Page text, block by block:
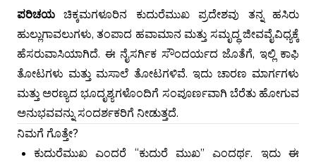
ಪರಿಚಯ ಚಿಕ್ಕಮಗಳೂರಿನ ಕುದುರೆಮುಖ ಪ್ರದೇಶವು ತನ್ನ ಹಸಿರು
ಹುಲ್ಲುಗಾವಲುಗಳು, ತಂಪಾದ ಹವಾಮಾನ ಮತ್ತು ಸಮೃದ್ಧ ಜೀವವೈವಿಧ್ಯಕ್ಕೆ
ಹೆಸರುವಾಸಿಯಾಗಿದೆ. ಈ ನೈಸರ್ಗಿಕ ಸೌಂದರ್ಯದ ಜೊತೆಗೆ, ಇಲ್ಲಿ ಕಾಫಿ
ತೋಟಗಳು ಮತ್ತು ಮಸಾಲೆ ತೋಟಗಳಿವೆ. ಇದು ಚಾರಣ ಮಾರ್ಗಗಳು
ಮತ್ತು ಅರಣ್ಯದ ಭೂದೃಶ್ಯಗಳೊಂದಿಗೆ ಸಂಪೂರ್ಣವಾಗಿ ಬೆರೆತು ಹೋಗುವ
ಅನುಭವವನ್ನು ಸಂದರ್ಶಕರಿಗೆ ನೀಡುತ್ತದೆ.
ನಿಮಗೆ ಗೊತ್ತೇ?
ಕುದುರೆಮುಖ ಎಂದರೆ “ಕುದುರೆ ಮುಖ” ಎಂದರ್ಥ. ಇದು ಈ